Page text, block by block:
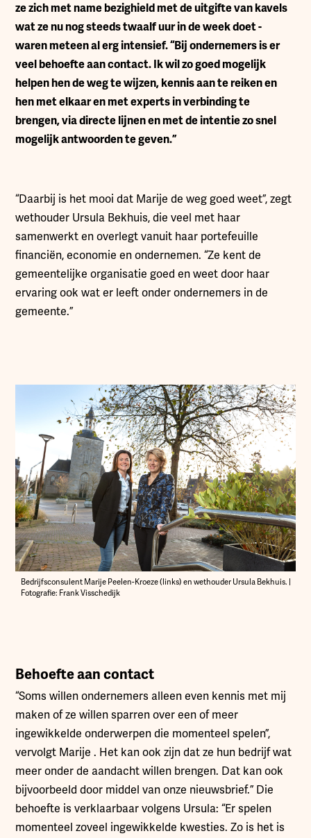
ze zich met name bezighield met de uitgifte van kavels
wat ze nu nog steeds twaalf uur in de week doet -
waren meteen al erg intensief. “Bij ondernemers is er
veel behoefte aan contact. Ik wil zo goed mogelijk
helpen hen de weg te wijzen, kennis aan te reiken en
hen met elkaar en met experts in verbinding te
brengen, via directe lijnen en met de intentie zo snel
mogelijk antwoorden te geven.”
“Daarbij is het mooi dat Marije de weg goed weet”, zegt
wethouder Ursula Bekhuis, die veel met haar
samenwerkt en overlegt vanuit haar portefeuille
financiën, economie en ondernemen. “Ze kent de
gemeentelijke organisatie goed en weet door haar
ervaring ook wat er leeft onder ondernemers in de
gemeente.”
Bedrijfsconsulent Marije Peelen-Kroeze (links) en wethouder Ursula Bekhuis. |
Fotografie: Frank Visschedijk
Behoefte aan contact
“Soms willen ondernemers alleen even kennis met mij
maken of ze willen sparren over een of meer
ingewikkelde onderwerpen die momenteel spelen”,
vervolgt Marije . Het kan ook zijn dat ze hun bedrijf wat
meer onder de aandacht willen brengen. Dat kan ook
bijvoorbeeld door middel van onze nieuwsbrief.” Die
behoefte is verklaarbaar volgens Ursula: “Er spelen
momenteel zoveel ingewikkelde kwesties. Zo is het is